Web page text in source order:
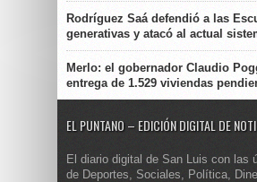
Rodríguez Saá defendió a las
generativas y atacó al actual
Merlo: el gobernador Claudio
entrega de 1.529 viviendas
EL PUNTANO – EDICIÓN DIGITAL DE
El diario digital de San Luis con las
de Deportes, Sociales, Política,